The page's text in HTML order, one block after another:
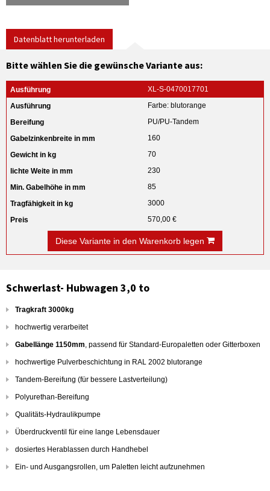
Datenblatt herunterladen
Bitte wählen Sie die gewünsche Variante aus:
XL-S-0470017701
Farbe: blutorange
PU/PU-Tandem
160
70
230
85
3000
570,00 €
Diese Variante in den Warenkorb legen
Schwerlast- Hubwagen 3,0 to
Tragkraft 3000kg
hochwertig verarbeitet
Gabellänge 1150mm, passend für Standard-Europaletten oder Gitterboxen
hochwertige Pulverbeschichtung in RAL 2002 blutorange
Tandem-Bereifung (für bessere Lastverteilung)
Polyurethan-Bereifung
Qualitäts-Hydraulikpumpe
Überdruckventil für eine lange Lebensdauer
dosiertes Herablassen durch Handhebel
Ein- und Ausgangsrollen, um Paletten leicht aufzunehmen